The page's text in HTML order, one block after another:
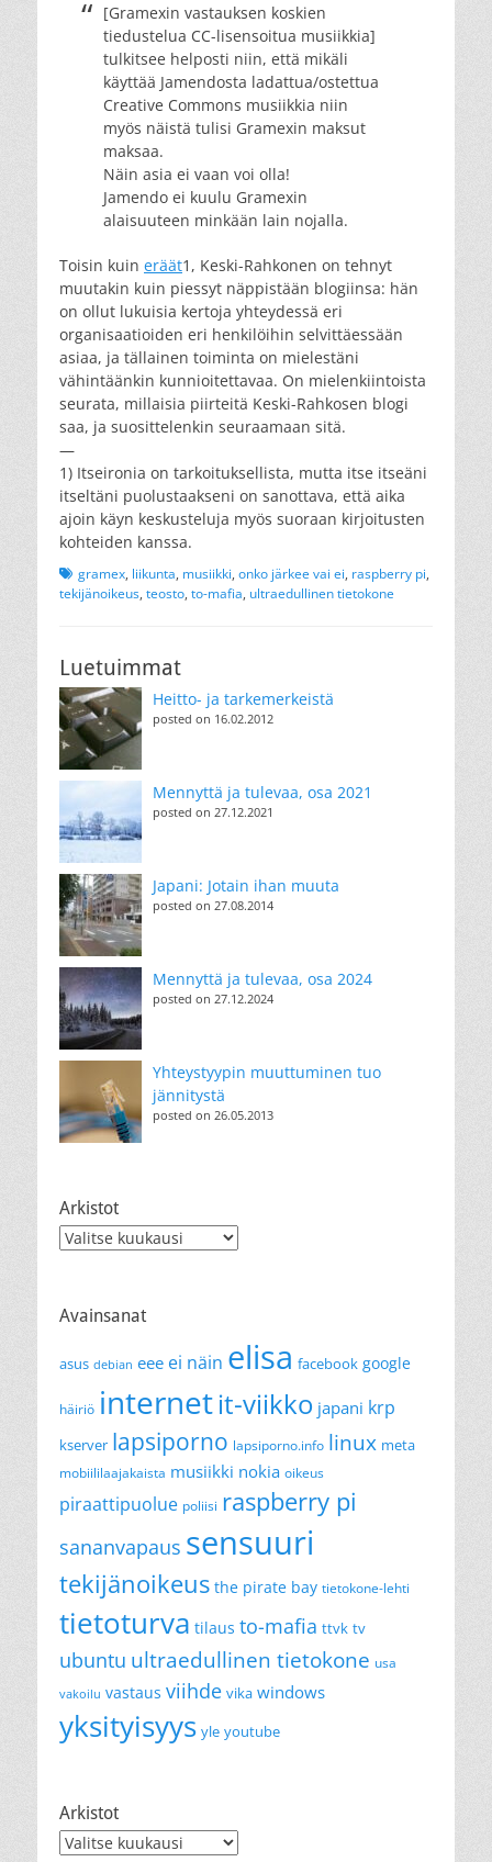
[Gramexin vastauksen koskien
tiedustelua CC-lisensoitua musiikkia]
tulkitsee helposti niin, että mikäli
käyttää Jamendosta ladattua/ostettua
Creative Commons musiikkia niin
myös näistä tulisi Gramexin maksut
maksaa.
Näin asia ei vaan voi olla!
Jamendo ei kuulu Gramexin
alaisuuteen minkään lain nojalla.
Toisin kuin eräät1, Keski-Rahkonen on tehnyt
muutakin kuin piessyt näppistään blogiinsa: hän
on ollut lukuisia kertoja yhteydessä eri
organisaatioiden eri henkilöihin selvittäessään
asiaa, ja tällainen toiminta on mielestäni
vähintäänkin kunnioitettavaa. On mielenkiintoista
seurata, millaisia piirteitä Keski-Rahkosen blogi
saa, ja suosittelenkin seuraamaan sitä.
—
1) Itseironia on tarkoituksellista, mutta itse itseäni
itseltäni puolustaakseni on sanottava, että aika
ajoin käyn keskusteluja myös suoraan kirjoitusten
kohteiden kanssa.
Tagsgramex, liikunta, musiikki, onko järkee vai ei, raspberry pi,
tekijänoikeus, teosto, to-mafia, ultraedullinen tietokone
Luetuimmat
Heitto- ja tarkemerkeistä
posted on 16.02.2012
Mennyttä ja tulevaa, osa 2021
posted on 27.12.2021
Japani: Jotain ihan muuta
posted on 27.08.2014
Mennyttä ja tulevaa, osa 2024
posted on 27.12.2024
Yhteystyypin muuttuminen tuo
jännitystä
posted on 26.05.2013
Arkistot
Arkistot
Avainsanat
asus debian eee ei näin elisa facebook google
häiriö internetit-viikko japani krp
kserver lapsiporno lapsiporno.info linux meta
mobiililaajakaista musiikki nokia oikeus
piraattipuolue poliisi raspberry pi
sananvapaus sensuuri
tekijänoikeus the pirate bay tietokone-lehti
tietoturva tilaus to-mafia ttvk tv
ubuntu ultraedullinen tietokone usa
vakoilu vastaus viihde vika windows
yksityisyys yle youtube
Arkistot
Arkistot